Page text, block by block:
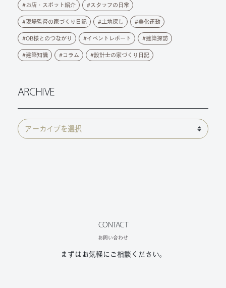
お店・スポット紹介 スタッフの日常
現場監督の家づくり日記 土地探し 美化運動
OB様とのつながり イベントレポート 建築探訪
建築知識 コラム 設計士の家づくり日記
ARCHIVE
CONTACT
お問い合わせ
まずはお気軽にご相談ください。